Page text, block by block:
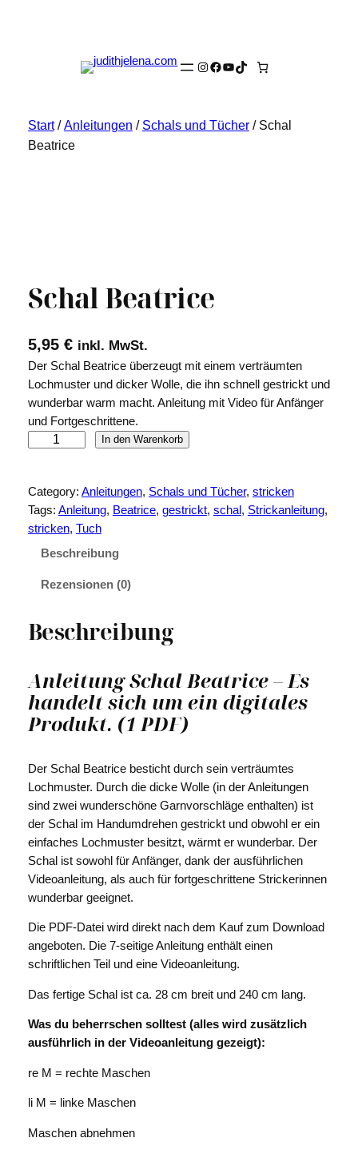
Instagram
Facebook
YouTube
TikTok
Start/Anleitungen / Schals und Tücher/ Schal
Beatrice
Schal Beatrice
5,95 € inkl. MwSt.
Der Schal Beatrice überzeugt mit einem verträumten
Lochmuster und dicker Wolle, die ihn schnell gestrickt und
wunderbar warm macht. Anleitung mit Video für Anfänger
und Fortgeschrittene.
a
B
i
c
M
e
n
g
In den Warenkorb
Category: Anleitungen, Schals und Tücher, stricken
Tags: Anleitung, Beatrice, gestrickt, schal, Strickanleitung
stricken, Tuch
Beschreibung
Rezensionen (0)
Beschreibung
Anleitung Schal Beatrice – Es
handelt sich um ein digitales
Produkt. (1 PDF)
Der Schal Beatrice besticht durch sein verträumtes
Lochmuster. Durch die dicke Wolle (in der Anleitungen
sind zwei wunderschöne Garnvorschläge enthalten) ist
der Schal im Handumdrehen gestrickt und obwohl er ein
einfaches Lochmuster besitzt, wärmt er wunderbar. Der
Schal ist sowohl für Anfänger, dank der ausführlichen
Videoanleitung, als auch für fortgeschrittene Strickerinnen
wunderbar geeignet.
Die PDF-Datei wird direkt nach dem Kauf zum Download
angeboten. Die 7-seitige Anleitung enthält einen
schriftlichen Teil und eine Videoanleitung.
Das fertige Schal ist ca. 28 cm breit und 240 cm lang.
Was du beherrschen solltest (alles wird zusätzlich
ausführlich in der Videoanleitung gezeigt):
re M = rechte Maschen
li M = linke Maschen
Maschen abnehmen